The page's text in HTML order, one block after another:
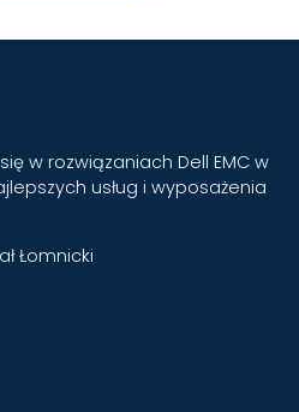
w rozwiązaniach Dell EMC w
usług i wyposażenia
Łomnicki